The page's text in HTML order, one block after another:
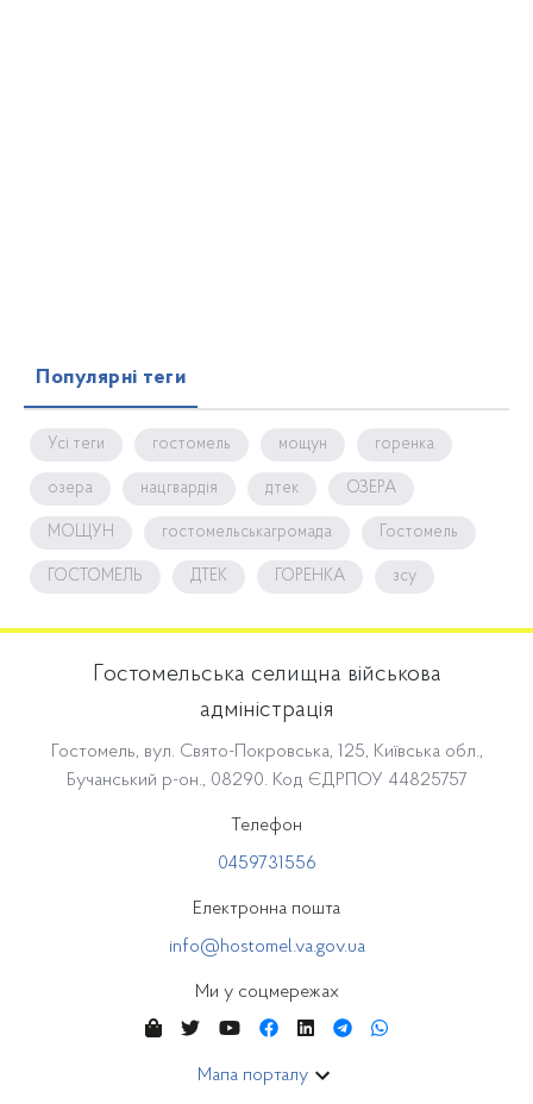
Популярні теги
Усі теги гостомель мощун горенка
озера нацгвардія дтек ОЗЕРА
МОЩУН гостомельськагромада Гостомель
ГОСТОМЕЛЬ ДТЕК ГОРЕНКА зсу
Гостомельська селищна військова
адміністрація
Гостомель, вул. Свято-Покровська, 125, Київська обл.,
Бучанський р-он., 08290. Код ЄДРПОУ 44825757
Телефон
0459731556
Електронна пошта
info@hostomel.va.gov.ua
Ми у соцмережах
Мапа порталу